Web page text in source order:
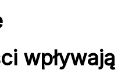
wpływają